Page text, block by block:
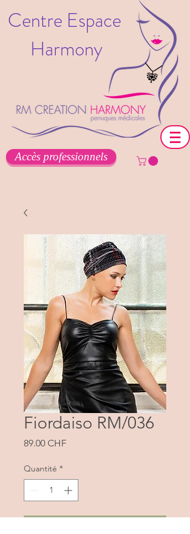
Centre Espace
Harmony
Accès professionnels
Fiordaiso RM/036
89.00 CHFPrix
Quantité *